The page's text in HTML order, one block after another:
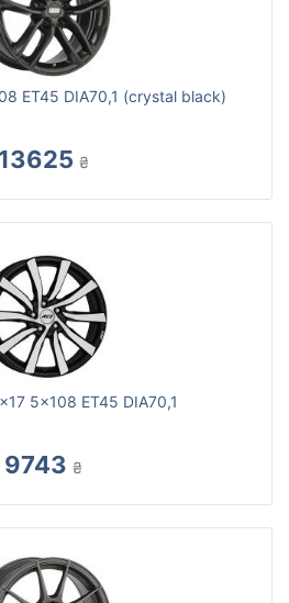
ET45 DIA70,1 (crystal black)
13625 ₴
5x108 ET45 DIA70,1
9743 ₴